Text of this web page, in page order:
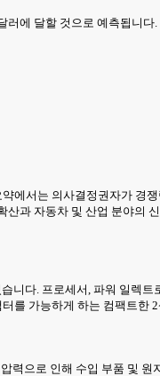
러에 달할 것으로 예측됩니다.
에서는 의사결정권자가 경
과 자동차 및 산업 분야의
니다. 프로세서, 파워 일렉
를 가능하게 하는 컴팩트한
력으로 인해 수입 부품 및